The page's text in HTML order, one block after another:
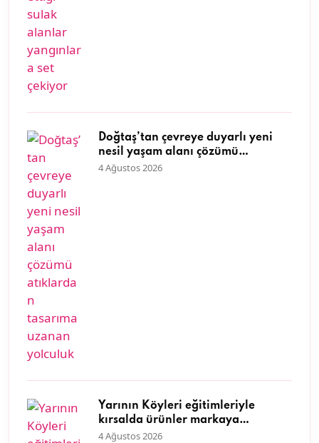
Doğtaş’tan çevreye duyarlı yeni
nesil yaşam alanı çözümü
atıklardan tasarıma uzanan
4 Ağustos 2026
Yarının Köyleri eğitimleriyle
kırsalda ürünler markaya
dönüşüyor
4 Ağustos 2026